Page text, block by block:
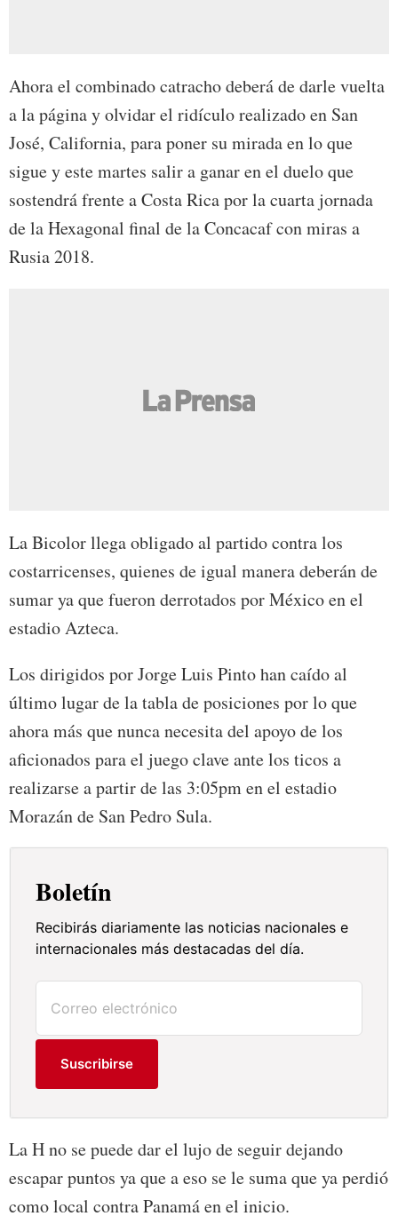
Ahora el combinado catracho deberá de darle vuelta
a la página y olvidar el ridículo realizado en San
José, California, para poner su mirada en lo que
sigue y este martes salir a ganar en el duelo que
sostendrá frente a Costa Rica por la cuarta jornada
de la Hexagonal final de la Concacaf con miras a
Rusia 2018.
La Bicolor llega obligado al partido contra los
costarricenses, quienes de igual manera deberán de
sumar ya que fueron derrotados por México en el
estadio Azteca.
Los dirigidos por Jorge Luis Pinto han caído al
último lugar de la tabla de posiciones por lo que
ahora más que nunca necesita del apoyo de los
aficionados para el juego clave ante los ticos a
realizarse a partir de las 3:05pm en el estadio
Morazán de San Pedro Sula.
Boletín
Recibirás diariamente las noticias nacionales e
internacionales más destacadas del día.
Suscribirse
La H no se puede dar el lujo de seguir dejando
escapar puntos ya que a eso se le suma que ya perdió
como local contra Panamá en el inicio.